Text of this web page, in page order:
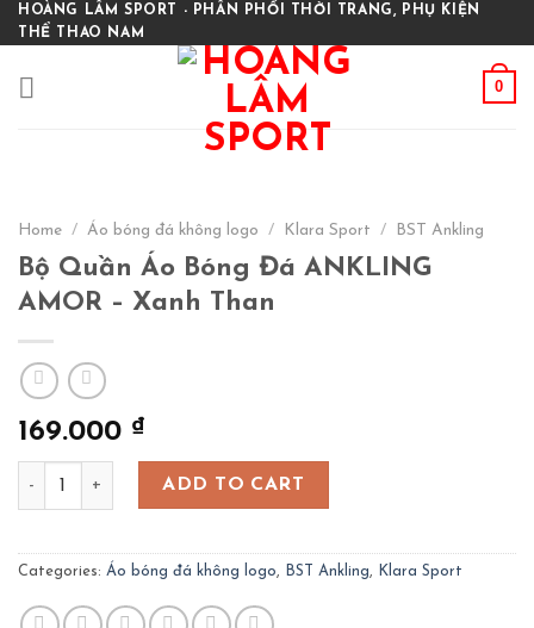
Skip
to
HOÀNG LÂM SPORT - PHÂN PHỐI THỜI TRANG, PHỤ KIỆN
THỂ THAO NAM
0
Home / Áo bóng đá không logo / Klara Sport / BST Ankling
Bộ Quần Áo Bóng Đá ANKLING
AMOR – Xanh Than
169.000 ₫
Bộ Quần Áo Bóng Đá ANKLING AMOR - Xanh Than quantity
ADD TO CART
Categories: Áo bóng đá không logo, BST Ankling, Klara Sport